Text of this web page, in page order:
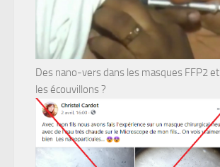
Des nano-vers dans les masques FFP2 et
les écouvillons ?